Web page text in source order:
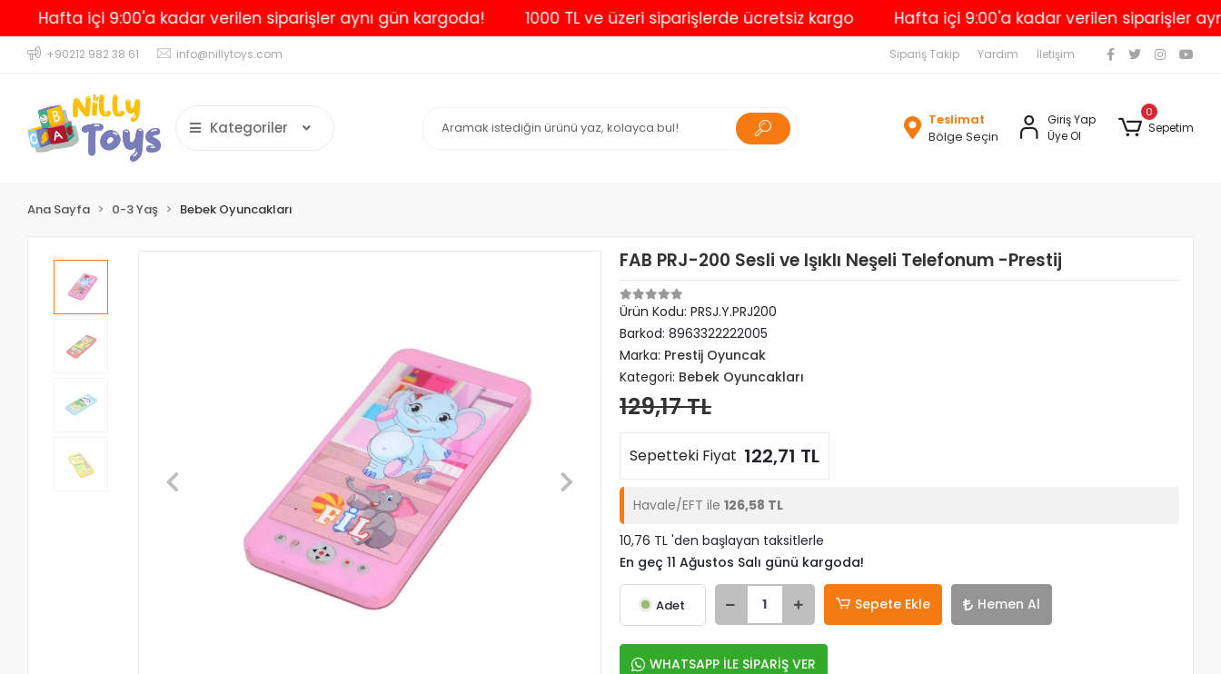
içi 9:00'a kadar verilen siparişler aynı gün kargoda! 1000 TL ve üzeri siparişlerde ücretsiz kargo Hafta içi 9:00'a kadar verilen siparişler aynı
+90212 982 38 61 info@nillytoys.com Sipariş Takip Yardım İletişim
Kategoriler
Teslimat
Bölge Seçin
Giriş Yap
Üye Ol
0
Sepetim
Ana Sayfa 0-3 Yaş Bebek Oyuncakları
FAB PRJ-200 Sesli ve Işıklı Neşeli Telefonum -Prestij
Ürün Kodu: PRSJ.Y.PRJ200
Barkod: 8963322222005
Marka: Prestij Oyuncak
Kategori: Bebek Oyuncakları
129,17 TL
Sepetteki Fiyat 122,71 TL
Havale/EFT ile 126,58 TL
10,76 TL 'den başlayan taksitlerle
En geç 11 Ağustos Salı günü kargoda!
Adet Sepete Ekle Hemen Al
WHATSAPP İLE SİPARİŞ VER